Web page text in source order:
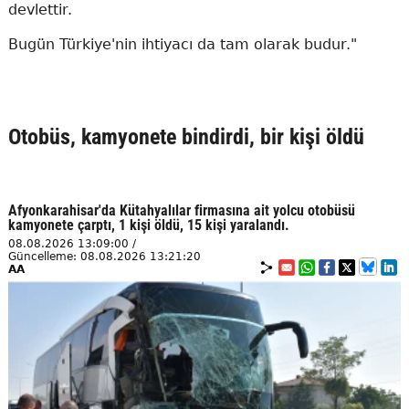
devlettir.
Bugün Türkiye'nin ihtiyacı da tam olarak budur."
Otobüs, kamyonete bindirdi, bir kişi öldü
Afyonkarahisar'da Kütahyalılar firmasına ait yolcu otobüsü
kamyonete çarptı, 1 kişi öldü, 15 kişi yaralandı.
08.08.2026 13:09:00 /
Güncelleme: 08.08.2026 13:21:20
AA